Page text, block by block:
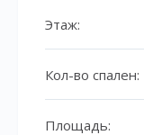
Этаж:
Кол-во спален:
Площадь: